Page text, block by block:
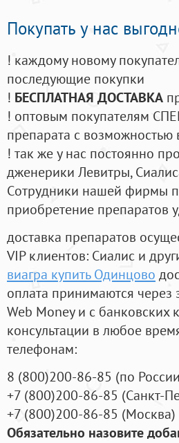
Покупать у нас
! каждому новому
последующие покупки
! БЕСПЛАТНАЯ ДОСТАВКА
! оптовым покупателям
препарата с возможностью
! так же у нас постоянно
дженерики Левитры,
Cотрудники нашей фирмы
приобретение препаратов
доставка препаратов
VIP клиентов: Сиалис и
виагра купить Одинцово
оплата принимаются через
Web Money и с банковских
консультации в любое
телефонам:
8 (800)200-86-85 (по
+7 (800)200-86-85 (Санкт-
+7 (800)200-86-85 (Москва)
Обязательно назовите